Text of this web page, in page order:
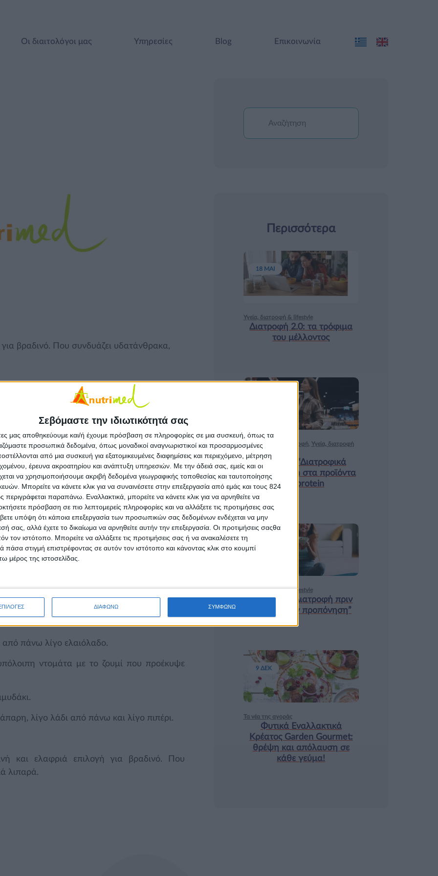
Σεβόμαστε την ιδιωτικότητά σας
μας αποθηκεύουμε και/ή έχουμε πρόσβαση σε πληροφορίες σε μια συσκευή, όπως τα
προσωπικά δεδομένα, όπως μοναδικοί αναγνωριστικοί και προσαρμοσμένες
από μια συσκευή για εξατομικευμένες διαφημίσεις και περιεχόμενο, μέτρηση
έρευνα ακροατηρίου και ανάπτυξη υπηρεσιών. Με την άδειά σας, εμείς και οι
να χρησιμοποιήσουμε ακριβή δεδομένα γεωγραφικής τοποθεσίας και ταυτοποίησης
Μπορείτε να κάνετε κλικ για να συναινέσετε στην επεξεργασία από εμάς και τους 824
παραπάνω. Εναλλακτικά, μπορείτε να κάνετε κλικ για να αρνηθείτε να
πρόσβαση σε πιο λεπτομερείς πληροφορίες και να αλλάξετε τις προτιμήσεις σας
υπόψη ότι κάποια επεξεργασία των προσωπικών σας δεδομένων ενδέχεται να μην
σας, αλλά έχετε το δικαίωμα να αρνηθείτε αυτήν την επεξεργασία. Οι προτιμήσεις σαςθα
τον ιστότοπο. Μπορείτε να αλλάξετε τις προτιμήσεις σας ή να ανακαλέσετε τη
στιγμή επιστρέφοντας σε αυτόν τον ιστότοπο και κάνοντας κλικ στο κουμπί
μέρος της ιστοσελίδας.
ΔΙΑΦΩΝΩ ΣΥΜΦΩΝΩ
Οι διαιτολόγοι μας Υπηρεσίες Blog Επικοινωνία
βραδινό. Που συνδυάζει υδατάνθρακα,
πλευρά του προς τα κάτω.
και τη μισή την κόβουμε σε κυβάκια.
και δεν θα χρειαστεί να τον βρέξουμε
προσθέτουμε το ξύδι, τη ζάχαρη ( ή το μέλι
και το ψιλοκομμένο θυμάρι και
σύμφωνα με τις προτειμήσεις μας.
την οξύτητα του ντάκου γι’ αυτό και είναι
από πάνω λίγο ελαιόλαδο.
ντομάτα με το ζουμί που προέκυψε
λίγο λάδι από πάνω και λίγο πιπέρι.
και ελαφριά επιλογή για βραδινό. Που
λιπαρά.
Περισσότερα
Υγεία, διατροφή & lifestyle
Διατροφή 2.0: τα τρόφιμα
του μέλλοντος
18 ΜΑΙ
Ισορροπημένη διατροφή, Υγεία, διατροφή
& lifestyle
Κεφάλαιο “Διατροφικά
trends”: zoοm στα προϊόντα
high protein
Υγεία, διατροφή & lifestyle
Κεφάλαιο “Διατροφή πριν
και μετά την προπόνηση”
Τα νέα της αγοράς
Φυτικά Εναλλακτικά
Κρέατος Garden Gourmet:
θρέψη και απόλαυση σε
κάθε γεύμα!
9 ΔΕΚ